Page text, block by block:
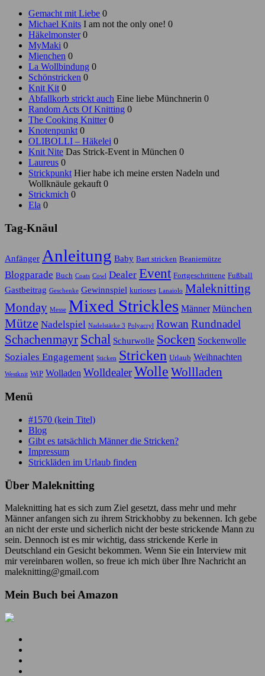
Gemacht mit Liebe 0
Michael Knits I am not the only one! 0
Häkelmonster0
MyMaki 0
Mienchen 0
La Wollbindung 0
Schönstricken 0
Knit Kit 0
Abfallkorb strickt auch Eine liebe Münchnerin 0
Random Acts Of Knitting 0
The Cooking Knitter0
Knotenpunkt 0
OLIBOLLI – Häkelei 0
Knit Nite Das Strick-Event in München 0
Laureus 0
Strickpunkt Hier habe ich meine ersten Nadeln und
Wollknäule gekauft 0
Strickmich 0
Ela 0
Tag-Knäul
Anfänger Anleitung Baby Bart stricken Beaniemütze
Blogparade Buch Coats Cowl Dealer Event Fortgeschrittene Fußball
Gastbeitrag Geschenke Gewinnspiel kurioses Lanaiolo Maleknitting
Monday Messe Mixed Strickles Männer München
Mütze Nadelspiel Nadelstärke 3 Polyacryl Rowan Rundnadel
Schachenmayr Schal Schurwolle Socken Sockenwolle
Soziales Engagement Sticken Stricken Urlaub Weihnachten
Westknit WiP Wolladen WolldealerWolle Wollladen
Menü
#1570 (kein Titel)
Blog
Gibt es tatsächlich Männer die Stricken?
Impressum
Strickläden im Urlaub finden
Über Maleknitting
Maleknitting hat es sich zum Ziel gesetzt, dass mehr und mehr
Männer anfangen sich zu ihrem Strickhobby zu bekennen. Ich gebe
an nicht der erste und sicherlich nicht der beste strickende Mann zu
sein. Dennoch ist es mir wichtig, dass strickende Kerle in
Deutschland ein Gesicht bekommen. Wenn Sie ein Interview mit
mir vereinbaren wollen, so freue ich mich über Ihre Nachricht an
maleknitting@gmail.com
Mein Buch bei Amazon